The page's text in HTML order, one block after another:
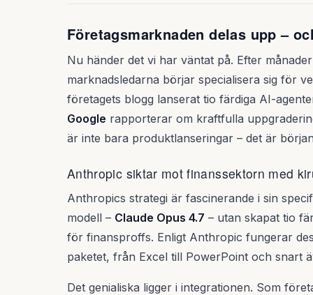
Företagsmarknaden delas upp –
Nu händer det vi har väntat på. Efter
marknadsledarna börjar specialisera sig för
företagets blogg lanserat tio färdiga AI-
Google rapporterar om kraftfulla
är inte bara produktlanseringar – det är
Anthropic siktar mot finanssektorn med
Anthropics strategi är fascinerande i sin
modell – Claude Opus 4.7 – utan skapat tio
för finansproffs. Enligt Anthropic fungerar
paketet, från Excel till PowerPoint och snart
Det genialiska ligger i integrationen. Som